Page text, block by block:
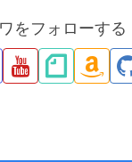
をフォローする